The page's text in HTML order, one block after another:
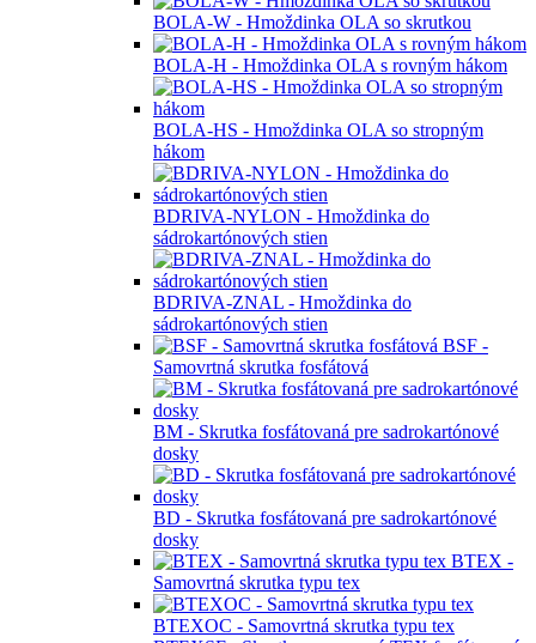
BOLA-W - Hmoždinka OLA so skrutkou
BOLA-H - Hmoždinka OLA s rovným hákom
BOLA-HS - Hmoždinka OLA so stropným
hákom
BDRIVA-NYLON - Hmoždinka do
sádrokartónových stien
BDRIVA-ZNAL - Hmoždinka do
sádrokartónových stien
BSF -
Samovrtná skrutka fosfátová
BM - Skrutka fosfátovaná pre sadrokartónové
dosky
BD - Skrutka fosfátovaná pre sadrokartónové
dosky
BTEX -
Samovrtná skrutka typu tex
BTEXOC - Samovrtná skrutka typu tex